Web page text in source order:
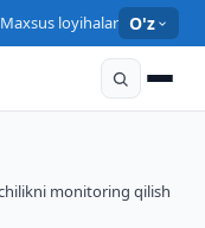
Maxsus loyihalar O'z
monitoring qilish